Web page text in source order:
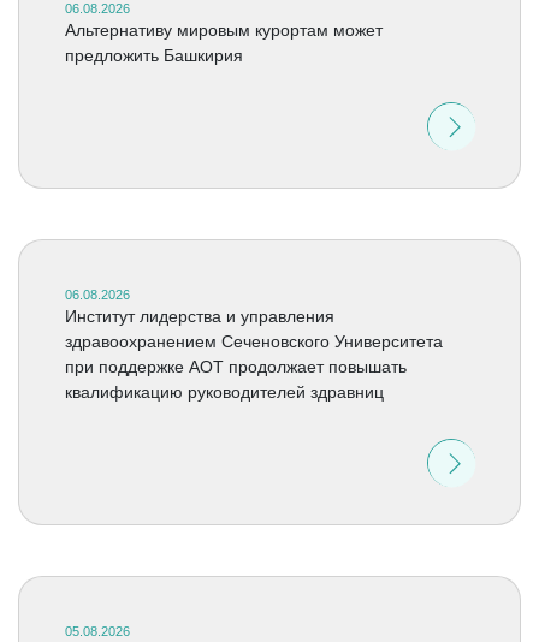
06.08.2026
Альтернативу мировым курортам может
предложить Башкирия
06.08.2026
Институт лидерства и управления
здравоохранением Сеченовского Университета
при поддержке АОТ продолжает повышать
квалификацию руководителей здравниц
05.08.2026